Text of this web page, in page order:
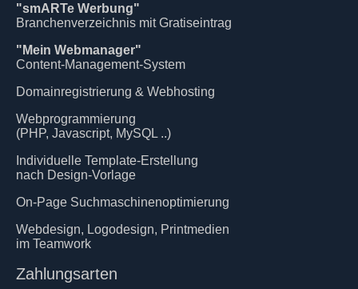
"smARTe Werbung"
Branchenverzeichnis mit Gratiseintrag
"Mein Webmanager"
Content-Management-System
Domainregistrierung & Webhosting
Webprogrammierung
(PHP, Javascript, MySQL ..)
Individuelle Template-Erstellung
nach Design-Vorlage
On-Page Suchmaschinenoptimierung
Webdesign, Logodesign, Printmedien
im Teamwork
Zahlungsarten